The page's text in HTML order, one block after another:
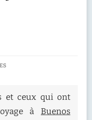
SUR
CHOCOLAT
PAPAYE
ET
et ceux qui ont
à Buenos